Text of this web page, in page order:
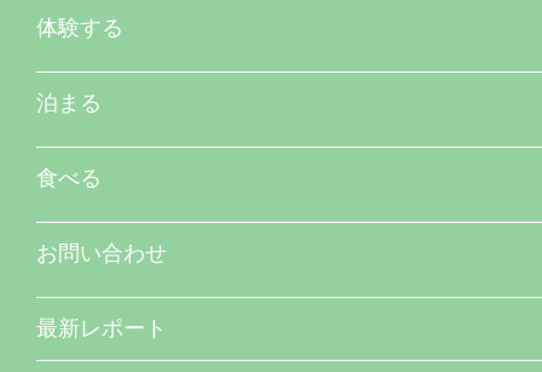
体験する
泊まる
食べる
お問い合わせ
最新レポート